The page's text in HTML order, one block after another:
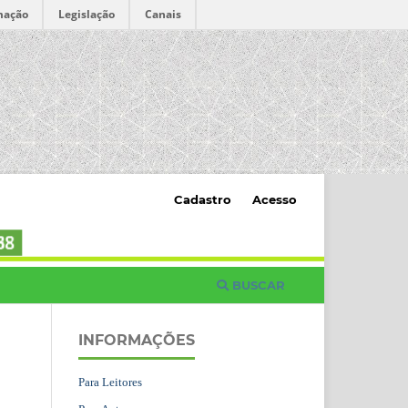
Legislação Canais
BUSCAR
Cadastro Acesso
INFORMAÇÕES
Para Leitores